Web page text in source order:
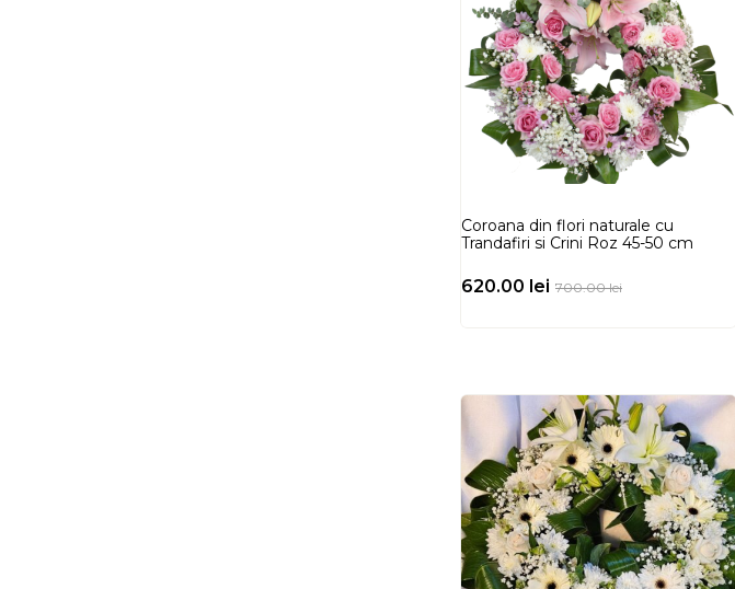
Coroana din flori naturale cu
Trandafiri si Crini Roz 45-50 cm
700.00lei
620.00 lei